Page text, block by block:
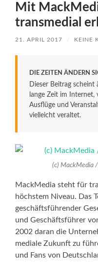
Mit
transmedial
21. APRIL 2017 / KEINE
DIE ZEITEN ÄNDERN
Dieser Beitrag
lange Zeit im Internet,
Ausflüge und
vielleicht veraltet.
(c) MackMedia
MackMedia steht für
höchstem Niveau. Das
geschäftsführender
und Geschäftsführer
2002 daran die
mediale Zukunft zu
und Fans von